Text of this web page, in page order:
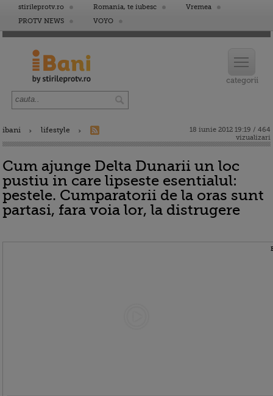
stirileprotv.ro Romania, te iubesc
Vremea
PROTV NEWS
VOYO
ibani lifestyle
18 iunie 2012 19:19 / 464
vizualizari
Cum ajunge Delta Dunarii un loc
pustiu in care lipseste esentialul:
pestele. Cumparatorii de la oras sunt
partasi, fara voia lor, la distrugere